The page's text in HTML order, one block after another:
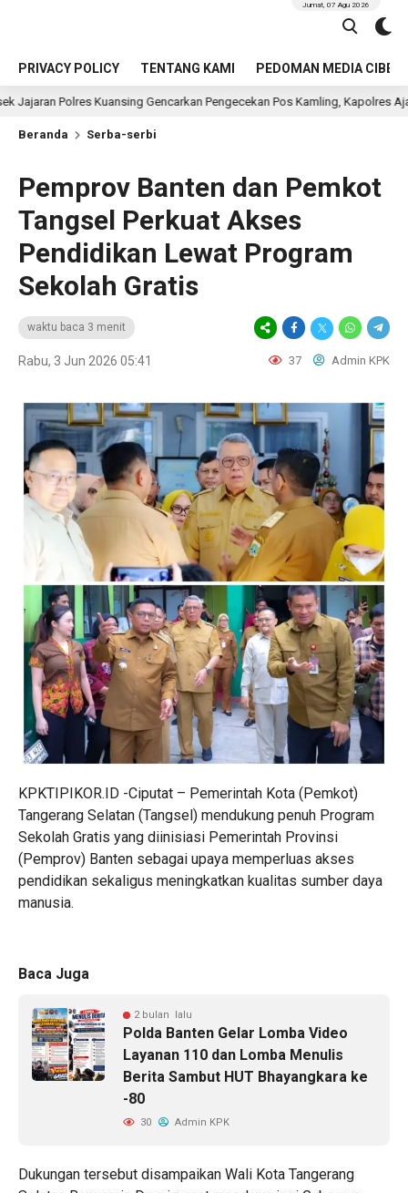
PRIVACY POLICY TENTANG KAMI PEDOMAN MEDIA CIBER
Jumat, 07 Agu 2026
Gencarkan Pengecekan Pos Kamling, Kapolres Ajak Warga Aktif
Beranda Serba-serbi
Pemprov Banten dan Pemkot
Tangsel Perkuat Akses
Pendidikan Lewat Program
Sekolah Gratis
waktu baca 3 menit
Rabu, 3 Jun 2026 05:41 37 Admin KPK
KPKTIPIKOR.ID -Ciputat – Pemerintah Kota (Pemkot)
Tangerang Selatan (Tangsel) mendukung penuh Program
Sekolah Gratis yang diinisiasi Pemerintah Provinsi
(Pemprov) Banten sebagai upaya memperluas akses
pendidikan sekaligus meningkatkan kualitas sumber daya
manusia.
Baca Juga
2 bulan lalu
Polda Banten Gelar Lomba Video
Layanan 110 dan Lomba Menulis
Berita Sambut HUT Bhayangkara ke
-80
30 Admin KPK
Dukungan tersebut disampaikan Wali Kota Tangerang